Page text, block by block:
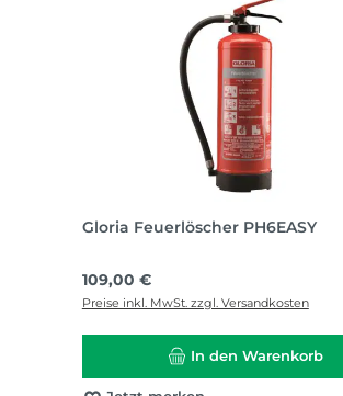
Gloria Feuerlöscher PH6EASY
Regulärer Preis:
109,00 €
Preise inkl. MwSt. zzgl. Versandkosten
In den Warenkorb